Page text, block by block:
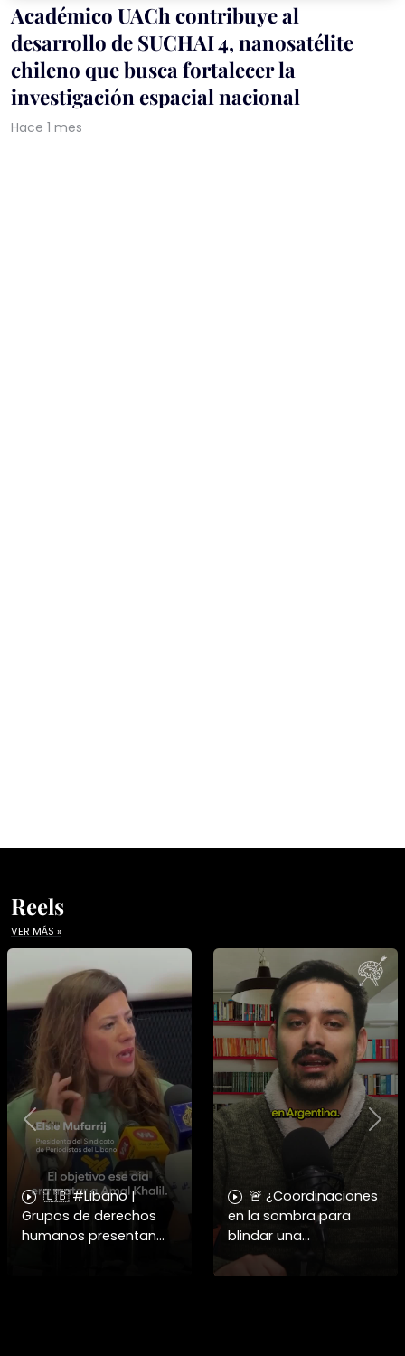
Académico UACh contribuye al
desarrollo de SUCHAI 4, nanosatélite
chileno que busca fortalecer la
investigación espacial nacional
Hace 1 mes
Reels
VER MÁS »
🇱🇧 #Libano |
Grupos de derechos
humanos presentan
🚨 ¿Coordinaciones
en la sombra para
blindar una
candidatura
presidencial? Nuevos
Previous